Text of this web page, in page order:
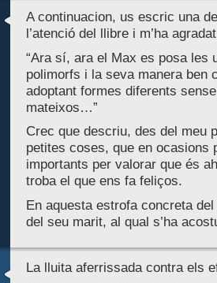
A continuacion, us escric una
l’atenció del llibre i m’ha
“Ara sí, ara el Max es posa les
polimorfs i la seva manera ben
adoptant formes diferents
mateixos…”
Crec que descriu, des del meu
petites coses, que en ocasions
importants per valorar que és
troba el que ens fa feliços.
En aquesta estrofa concreta
del seu marit, al qual s’ha
La lluita aferrissada contra els